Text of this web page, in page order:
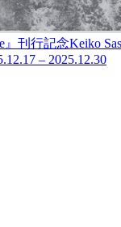
』刊行記念Keiko
– 2025.12.30